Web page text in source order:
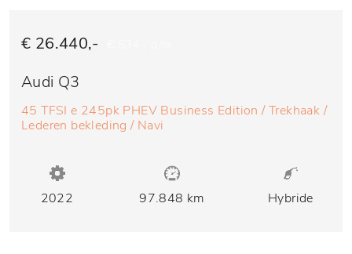
€ 26.440,-
Audi Q3
45 TFSI e 245pk PHEV Business Edition / Trekhaak /
Lederen bekleding / Navi
2022 97.848 km Hybride